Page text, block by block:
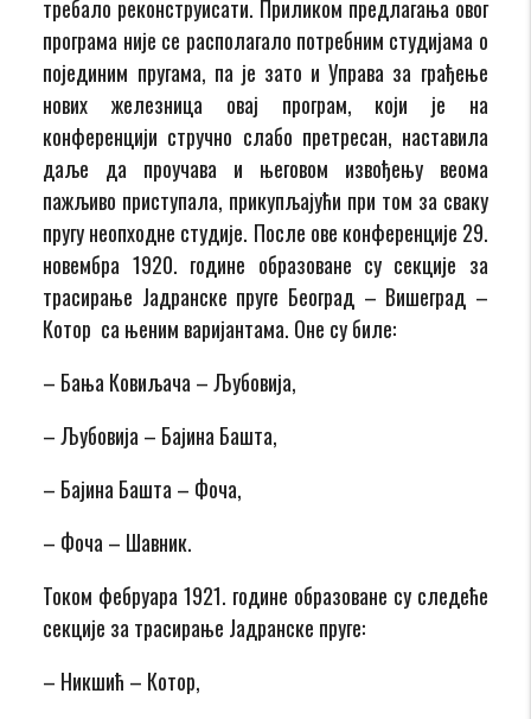
требало реконструисати. Приликом предлагања овог
програма није се располагало потребним студијама о
појединим пругама, па је зато и Управа за грађење
нових железница овај програм, који је на
конференцији стручно слабо претресан, наставила
даље да проучава и његовом извођењу веома
пажљиво приступала, прикупљајући при том за сваку
пругу неопходне студије. После ове конференције 29.
новембра 1920. године образоване су секције за
трасирање Јадранске пруге Београд – Вишеград –
Котор са њеним варијантама. Оне су биле:
– Бања Ковиљача – Љубовија,
– Љубовија – Бајина Башта,
– Бајина Башта – Фоча,
– Фоча – Шавник.
Током фебруара 1921. године образоване су следеће
секције за трасирање Jaдранске пруге:
– Никшић – Котор,